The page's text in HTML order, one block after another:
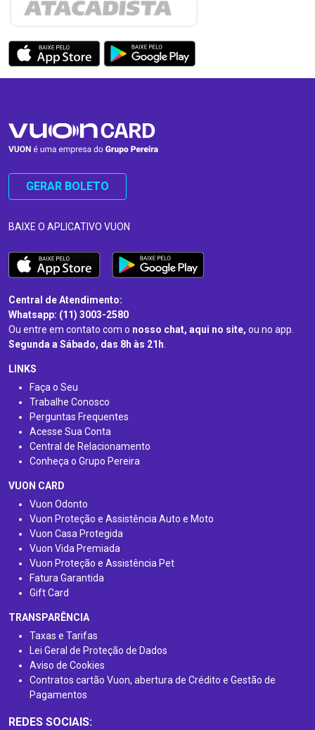
GERAR BOLETO
BAIXE O APLICATIVO VUON
Central de Atendimento:
Whatsapp: (11) 3003-2580
Ou entre em contato com o nosso chat, aqui no site, ou no app.
Segunda a Sábado, das 8h às 21h
LINKS
Faça o Seu
Trabalhe Conosco
Perguntas Frequentes
Acesse Sua Conta
Central de Relacionamento
Conheça o Grupo Pereira
VUON CARD
Vuon Odonto
Vuon Proteção e Assistência Auto e Moto
Vuon Casa Protegida
Vuon Vida Premiada
Vuon Proteção e Assistência Pet
Fatura Garantida
Gift Card
TRANSPARÊNCIA
Taxas e Tarifas
Lei Geral de Proteção de Dados
Aviso de Cookies
Contratos cartão Vuon, abertura de Crédito e Gestão de
Pagamentos
REDES SOCIAIS: